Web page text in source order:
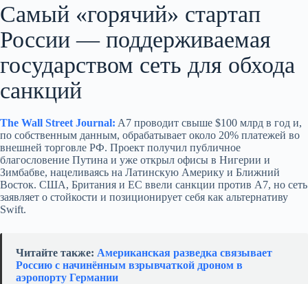
Самый «горячий» стартап
России — поддерживаемая
государством сеть для обхода
санкций
The Wall Street Journal: A7 проводит свыше $100 млрд в год и,
по собственным данным, обрабатывает около 20% платежей во
внешней торговле РФ. Проект получил публичное
благословение Путина и уже открыл офисы в Нигерии и
Зимбабве, нацеливаясь на Латинскую Америку и Ближний
Восток. США, Британия и ЕС ввели санкции против A7, но сеть
заявляет о стойкости и позиционирует себя как альтернативу
Swift.
Читайте также: Американская разведка связывает
Россию с начинённым взрывчаткой дроном в
аэропорту Германии